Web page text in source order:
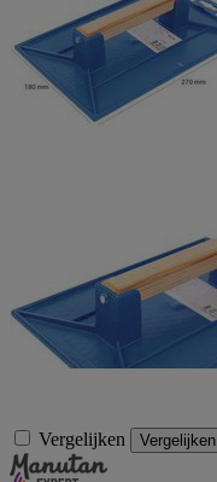
Vergelijken Vergelijken